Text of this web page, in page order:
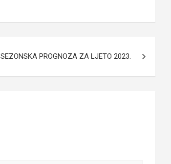
SEZONSKA PROGNOZA ZA LJETO 2023.